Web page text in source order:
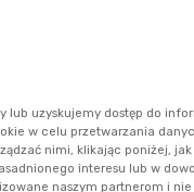
wspomnieniach z
lub uzyskujemy dostęp do
w celu przetwarzania
nimi, klikając poniżej,
interesu lub w
naszym partnerom i nie